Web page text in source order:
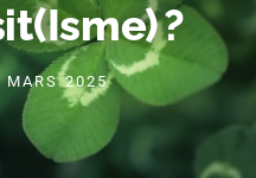
?
MARS 2025